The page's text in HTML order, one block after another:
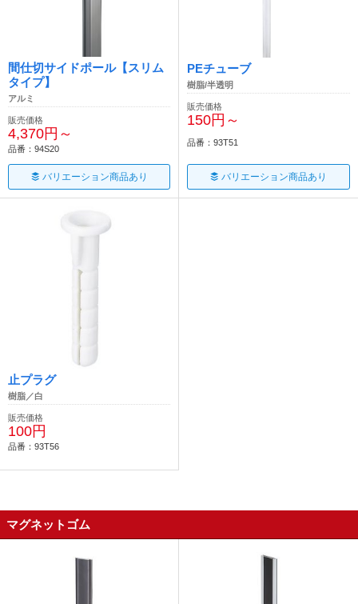
間仕切サイドポール【スリム
タイプ】
アルミ
販売価格
4,370円～
品番：94S20
バリエーション商品あり
PEチューブ
樹脂/半透明
販売価格
150円～
品番：93T51
バリエーション商品あり
止プラグ
樹脂／白
販売価格
100円
品番：93T56
マグネットゴム